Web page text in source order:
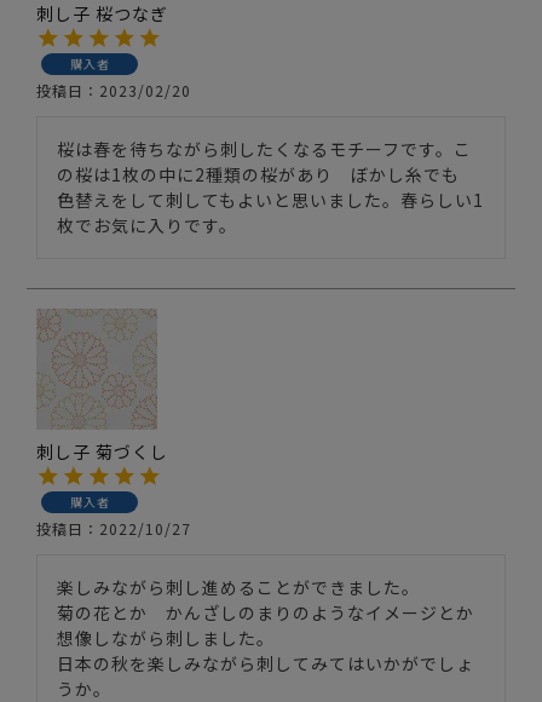
刺し子 桜つなぎ
購入者
投稿日 2023/02/20
桜は春を待ちながら刺したくなるモチーフです。こ
の桜は1枚の中に2種類の桜があり　ぼかし糸でも
色替えをして刺してもよいと思いました。春らしい1
枚でお気に入りです。
刺し子 菊づくし
購入者
投稿日 2022/10/27
楽しみながら刺し進めることができました。
菊の花とか　かんざしのまりのようなイメージとか
想像しながら刺しました。
日本の秋を楽しみながら刺してみてはいかがでしょ
うか。